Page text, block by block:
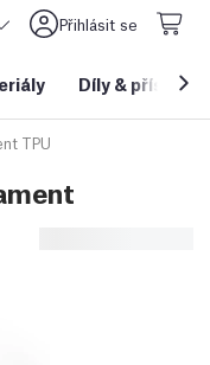
Přihlásit se
Díly &
TPU